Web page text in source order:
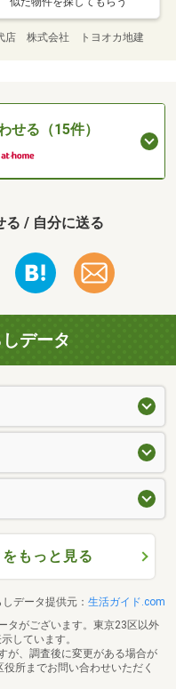
店 株式会社 トヨオカ地建
せる（15件）
る / 自分に送る
データ
もっと見る
データ提供元： 生活ガイド.com
タがございます。東京23区以外
しています。
が、調査後に変更がある場合が
所までお問い合わせいただく